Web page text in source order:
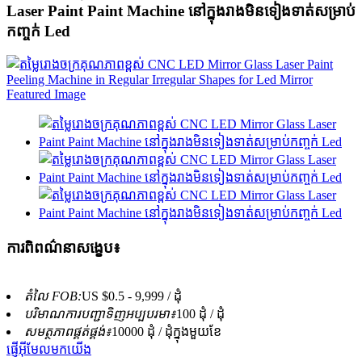
Laser Paint Paint Machine នៅក្នុងរាងមិនទៀងទាត់សម្រាប់
កញ្ចក់ Led
ការពិពណ៌នាសង្ខេប៖
តំលៃ FOB:US $0.5 - 9,999 / ដុំ
បរិមាណការបញ្ជាទិញអប្បបរមា៖100 ដុំ / ដុំ
សមត្ថភាពផ្គត់ផ្គង់៖10000 ដុំ / ដុំក្នុងមួយខែ
ផ្ញើអ៊ីមែលមកយើង